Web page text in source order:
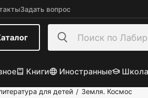
Задать вопрос
Книги Иностранные Школа
для детей / Земля. Космос